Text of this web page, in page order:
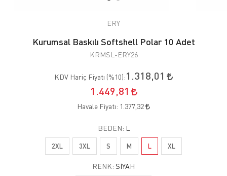
ERY
Kurumsal Baskılı Softshell Polar 10 Adet
KRMSL-ERY26
KDV Hariç Fiyatı (%10):1.318,01
1.449,81
Havale Fiyatı: 1.377,32
BEDEN: L
2XL 3XL S M L XL
RENK: SIYAH